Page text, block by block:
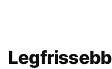
Legfrissebb